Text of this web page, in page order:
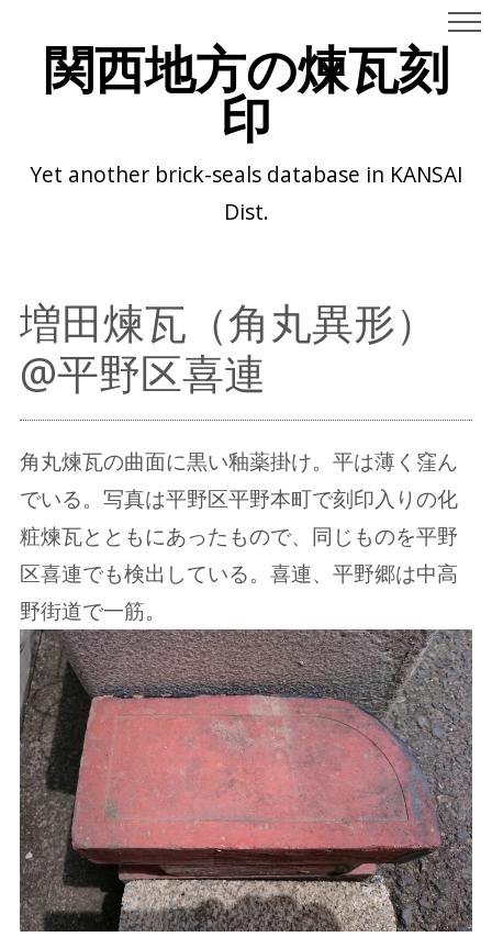
関西地方の煉瓦刻
印
Yet another brick-seals database in KANSAI
Dist.
増田煉瓦（角丸異形）
@平野区喜連
角丸煉瓦の曲面に黒い釉薬掛け。平は薄く窪ん
でいる。写真は平野区平野本町で刻印入りの化
粧煉瓦とともにあったもので、同じものを平野
区喜連でも検出している。喜連、平野郷は中高
野街道で一筋。